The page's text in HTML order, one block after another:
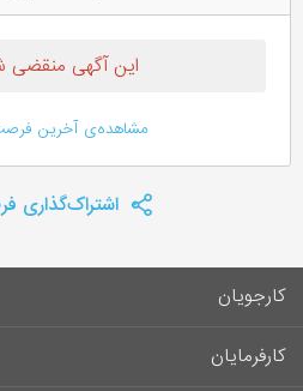
این آگهی
مشاهده‌ی آخرین
اشتراک‌گذاری
کارجویان
سوالات متداول کارجویان
کارفرمایان